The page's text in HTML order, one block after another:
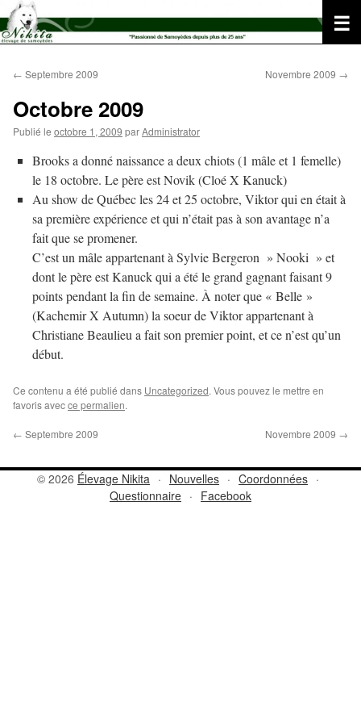
Aller
au
contenu
← Septembre 2009 Novembre 2009 →
Octobre 2009
Publié le octobre 1, 2009 parAdministrator
Brooks a donné naissance a deux chiots (1 mâle et 1 femelle)
le 18 octobre. Le père est Novik (Cloé X Kanuck)
Au show de Québec les 24 et 25 octobre, Viktor qui en était à
sa première expérience et qui n’était pas à son avantage n’a
fait que se promener.
C’est un mâle appartenant à Sylvie Bergeron » Nooki » et
dont le père est Kanuck qui a été le grand gagnant faisant 9
points pendant la fin de semaine. À noter que « Belle »
(Kachemir X Autumn) la soeur de Viktor appartenant à
Christiane Beaulieu a fait son premier point, et ce n’est qu’un
début.
Ce contenu a été publié dans Uncategorized. Vous pouvez le mettre en
favoris avecce permalien.
← Septembre 2009 Novembre 2009 →
© 2026 Élevage Nikita · Nouvelles · Coordonnées ·
Questionnaire · Facebook